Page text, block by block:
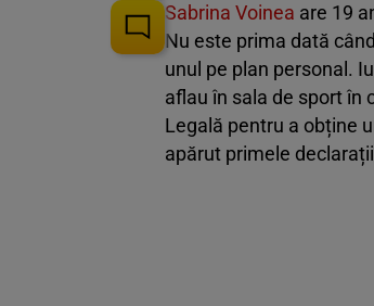
Sabrina Voinea are 19
Nu este prima dată
unul pe plan personal.
aflau în sala de sport în
Legală pentru a obține
apărut primele